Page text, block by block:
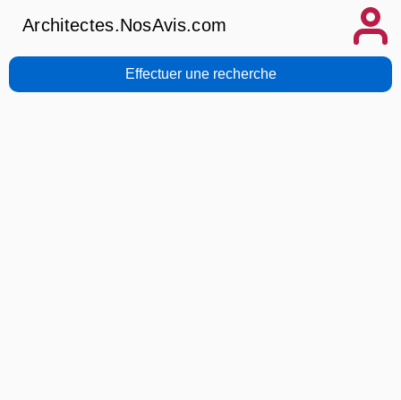
Architectes.NosAvis.com
Effectuer une recherche